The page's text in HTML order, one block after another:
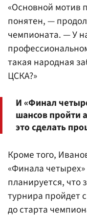
«Основной мотив
понятен, —
чемпионата. — У
такая народная
ЦСКА?»
И «Финал
шансов пройти
это сделать
Кроме того,
«Финала
планируется, что
турнира пройдет
до старта